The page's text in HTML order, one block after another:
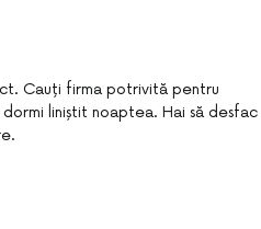
Cauți firma potrivită pentru
liniștit noaptea. Hai să desfac